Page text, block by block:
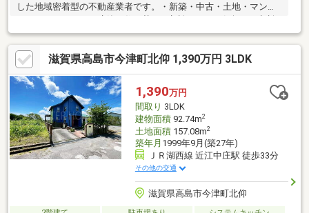
した地域密着型の不動産業者です。・新築・中古・土地・マンシ
下さい！！お家のことでお困りのことがあれば、ぜひアフターホ
ームへ！
滋賀県高島市今津町北仰 1,390万円 3LDK
1,390万円
間取り 3LDK
建物面積92.74m2
土地面積157.08m2
築年月 1999年9月(築27年)
ＪＲ湖西線 近江中庄駅 徒歩33分
その他の交通
滋賀県高島市今津町北仰